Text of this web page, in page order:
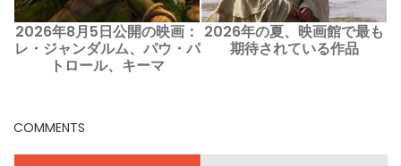
2026年8月5日公開の映画：
レ・ジャンダルム、パウ・パ
トロール、キーマ
2026年の夏、映画館で最も
期待されている作品
COMMENTS